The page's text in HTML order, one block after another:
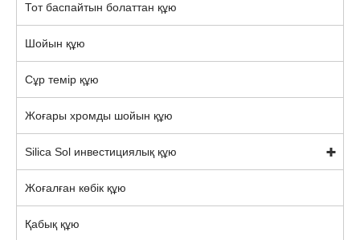
Тот баспайтын болаттан құю
Шойын құю
Сұр темір құю
Жоғары хромды шойын құю
Silica Sol инвестициялық құю
Жоғалған көбік құю
Қабық құю